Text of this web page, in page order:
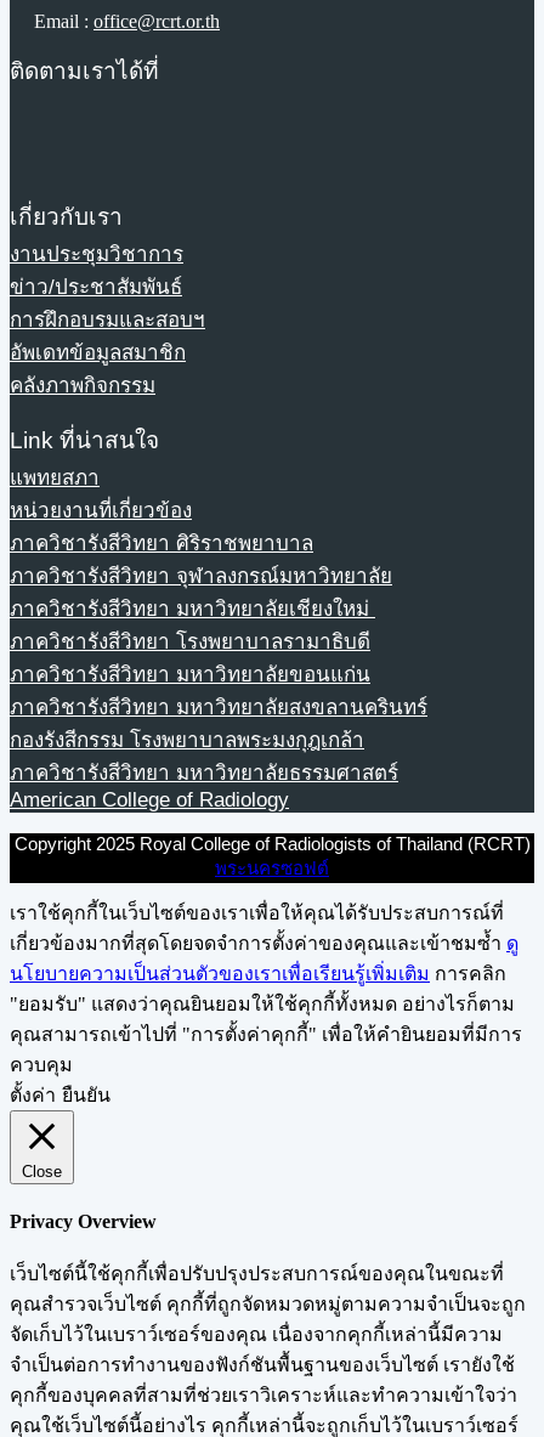
Email : office@rcrt.or.th
ติดตามเราได้ที่
เกี่ยวกับเรา
งานประชุมวิชาการ
ข่าว/ประชาสัมพันธ์
การฝึกอบรมและสอบฯ
อัพเดทข้อมูลสมาชิก
คลังภาพกิจกรรม
Link ที่น่าสนใจ
แพทยสภา
หน่วยงานที่เกี่ยวข้อง
ภาควิชารังสีวิทยา ศิริราชพยาบาล
ภาควิชารังสีวิทยา จุฬาลงกรณ์มหาวิทยาลัย
ภาควิชารังสีวิทยา มหาวิทยาลัยเชียงใหม่
ภาควิชารังสีวิทยา โรงพยาบาลรามาธิบดี
ภาควิชารังสีวิทยา มหาวิทยาลัยขอนแก่น
ภาควิชารังสีวิทยา มหาวิทยาลัยสงขลานครินทร์
กองรังสีกรรม โรงพยาบาลพระมงกุฎเกล้า
ภาควิชารังสีวิทยา มหาวิทยาลัยธรรมศาสตร์
American College of Radiology
Copyright 2025 Royal College of Radiologists of Thailand (RCRT)
พระนครซอฟต์
เราใช้คุกกี้ในเว็บไซต์ของเราเพื่อให้คุณได้รับประสบการณ์ที่
เกี่ยวข้องมากที่สุดโดยจดจำการตั้งค่าของคุณและเข้าชมซ้ำ ดู
นโยบายความเป็นส่วนตัวของเราเพื่อเรียนรู้เพิ่มเติม การคลิก
"ยอมรับ" แสดงว่าคุณยินยอมให้ใช้คุกกี้ทั้งหมด อย่างไรก็ตาม
คุณสามารถเข้าไปที่ "การตั้งค่าคุกกี้" เพื่อให้คำยินยอมที่มีการ
ควบคุม
ตั้งค่า ยืนยัน
Close
Privacy Overview
เว็บไซต์นี้ใช้คุกกี้เพื่อปรับปรุงประสบการณ์ของคุณในขณะที่
คุณสำรวจเว็บไซต์ คุกกี้ที่ถูกจัดหมวดหมู่ตามความจำเป็นจะถูก
จัดเก็บไว้ในเบราว์เซอร์ของคุณ เนื่องจากคุกกี้เหล่านี้มีความ
จำเป็นต่อการทำงานของฟังก์ชันพื้นฐานของเว็บไซต์ เรายังใช้
คุกกี้ของบุคคลที่สามที่ช่วยเราวิเคราะห์และทำความเข้าใจว่า
คุณใช้เว็บไซต์นี้อย่างไร คุกกี้เหล่านี้จะถูกเก็บไว้ในเบราว์เซอร์